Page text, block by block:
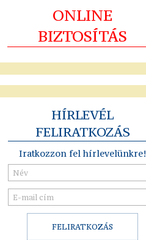
ONLINE
BIZTOSÍTÁS
HÍRLEVÉL
FELIRATKOZÁS
Iratkozzon fel hírlevelünkre!